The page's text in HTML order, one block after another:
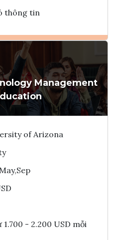
thông tin
Ghi danh
Tham vấn InterlinkManagement
of Arizona
1.700 - 2.200 USD mỗi